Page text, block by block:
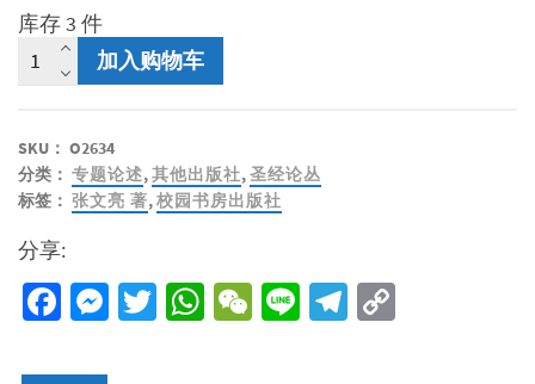
库存 3 件
瘟
疫
天-
从
公
卫
生
史
加入购物车
SKU： O2634
分类： 专题论述,其他出版社,圣经论丛
标签： 张文亮 著,校园书房出版社
分享:
Facebook
Messenger
Twitter
WhatsApp
WeChat
LineTelegram